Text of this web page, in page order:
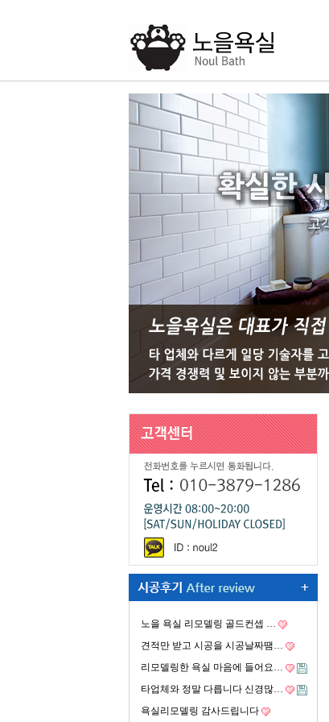
노을 욕실 리모델링 골드컨셉 …
견적만 받고 시공을 시공날짜땜…
리모델링한 욕실 마음에 들어요…
타업체와 정말 다릅니다 신경많…
욕실리모델링 감사드립니다